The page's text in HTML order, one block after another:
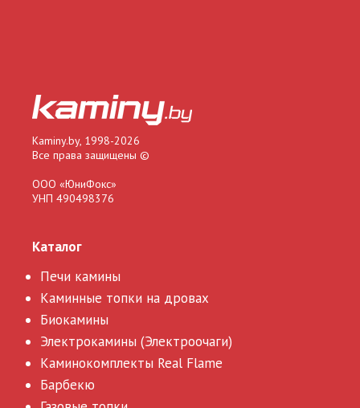
Kaminy.by, 1998-2026
Все права защищены ©
ООО «ЮниФокс»
УНП 490498376
Каталог
Печи камины
Каминные топки на дровах
Биокамины
Электрокамины (Электроочаги)
Каминокомплекты Real Flame
Барбекю